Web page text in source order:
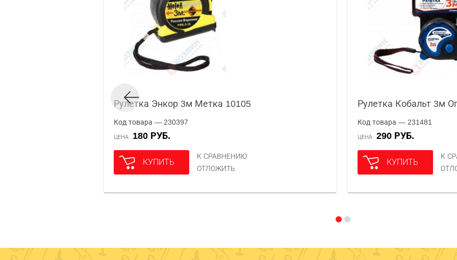
Рулетка Энкор 3м Метка 10105
Код товара — 230397
ЦЕНА 180 РУБ.
КУПИТЬ
К СРАВНЕНИЮ
ОТЛОЖИТЬ
Рулетка Кобальт 3м
Код товара — 231481
ЦЕНА 290 РУБ.
КУПИТЬ
К